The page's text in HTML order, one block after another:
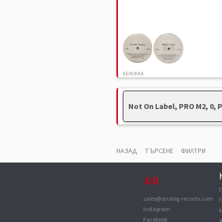
БЕЛЕЖКА
Снимките са примерни и не
състояние на конкретния
Not On Label, PRO M2, 0,
НАЗАД ТЪРСЕНЕ ФИЛТРИ
sales@analog-records.com
Instagram
Facebook